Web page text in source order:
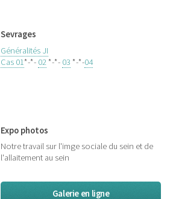
Sevrages
Généralités JI
Cas 01*-*- 02*-*- 03 *-*-04
Expo photos
Notre travail sur l'imge sociale du sein et de
l'allaitement au sein
Galerie en ligne